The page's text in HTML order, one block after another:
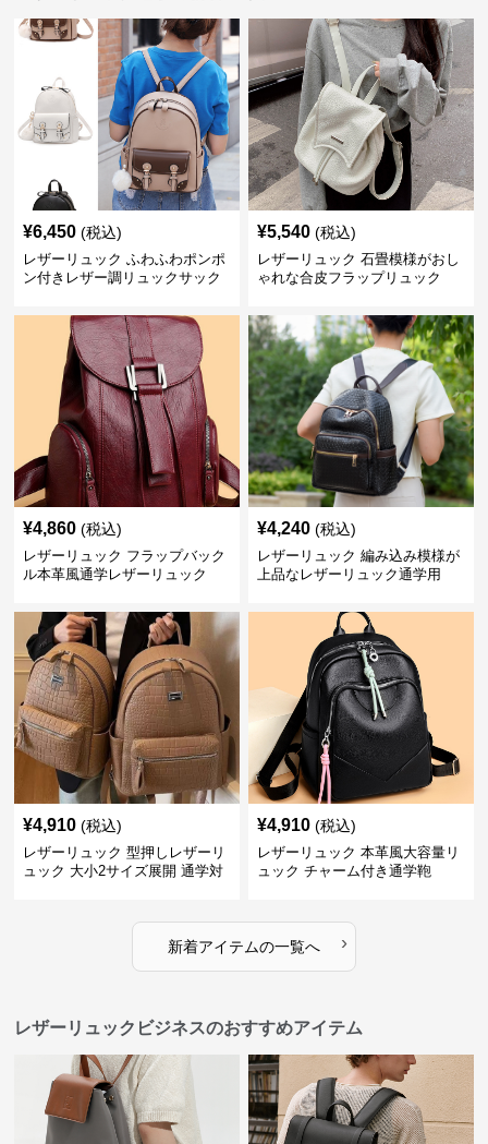
¥6,450 (税込)
レザーリュック ふわふわポンポ
ン付きレザー調リュックサック
¥5,540 (税込)
レザーリュック 石畳模様がおし
ゃれな合皮フラップリュック
¥4,860 (税込)
レザーリュック フラップバック
ル本革風通学レザーリュック
¥4,240 (税込)
レザーリュック 編み込み模様が
上品なレザーリュック通学用
¥4,910 (税込)
レザーリュック 型押しレザーリ
ュック 大小2サイズ展開 通学対
¥4,910 (税込)
レザーリュック 本革風大容量リ
ュック チャーム付き通学鞄
新着アイテムの一覧へ ›
レザーリュックビジネスのおすすめアイテム